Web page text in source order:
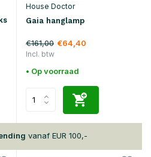
House Doctor
Gaia hanglamp
€161,00 €64,40
Incl. btw
• Op voorraad
dagen retour